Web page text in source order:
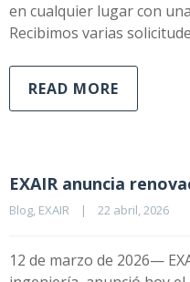
en cualquier lugar con
Recibimos varias
READ MORE
EXAIR anuncia
Blog, EXAIR | 22 abril, 2026
12 de marzo de 2026—